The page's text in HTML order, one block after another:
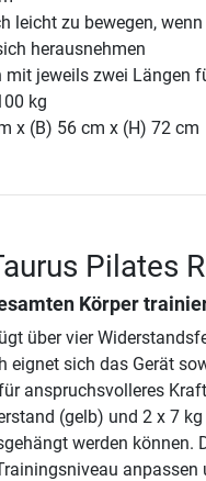
leicht zu bewegen,
herausnehmen
jeweils zwei Längen
kg
x (B) 56 cm x (H) 72 cm
Pilates
Körper
über vier
eignet sich das Gerät
anspruchsvolleres
(gelb) und 2 x 7
werden können.
anpassen